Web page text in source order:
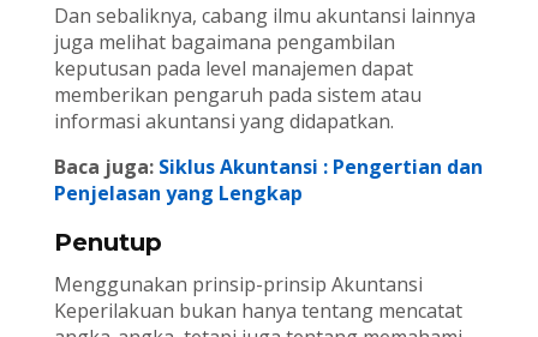
Dan sebaliknya, cabang ilmu akuntansi lainnya
juga melihat bagaimana pengambilan
keputusan pada level manajemen dapat
memberikan pengaruh pada sistem atau
informasi akuntansi yang didapatkan.
Baca juga: Siklus Akuntansi : Pengertian dan
Penjelasan yang Lengkap
Penutup
Menggunakan prinsip-prinsip Akuntansi
Keperilakuan bukan hanya tentang mencatat